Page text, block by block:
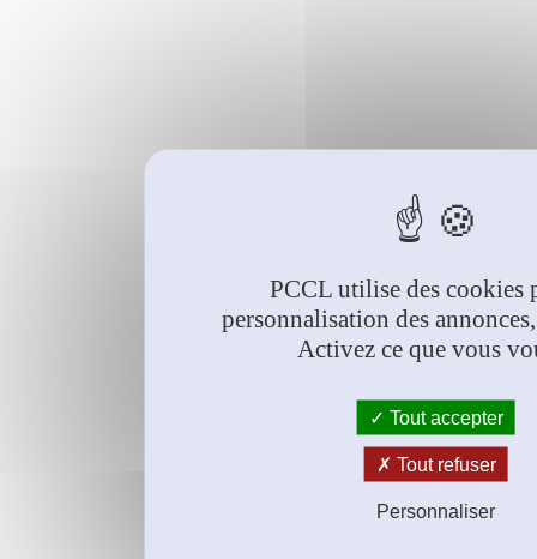
PCCL utilise des cookies
personnalisation des
Activez ce que vous
Tout accepter
Tout refuser
Personnaliser